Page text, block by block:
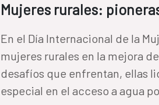
Mujeres rurales:
En el Día Internacional de la
mujeres rurales en la mejora
desafíos que enfrentan, ellas